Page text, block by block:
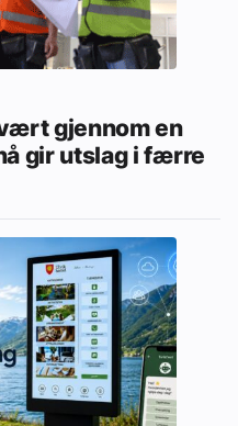
gjennom en
gir utslag i færre